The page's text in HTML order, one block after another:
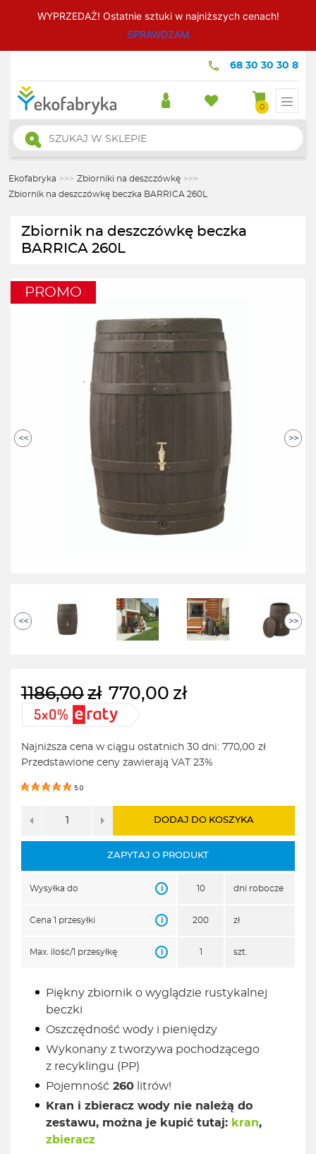
WYPRZEDAŻ! Ostatnie sztuki w najniższych cenach!
SPRAWDZAM
68 30 30 30 8
0
Wyszukiwarka
produktów
Ekofabryka >>> Zbiorniki na deszczówkę >>>
Zbiornik na deszczówkę beczka BARRICA 260L
Zbiornik na deszczówkę beczka
BARRICA 260L
PROMO
<< >>
<< >>
1186,00 zł
Pierwotna
cena
wynosiła:
1186,00zł.
770,00 zł
Aktualna
cena
wynosi:
770,00zł.
Najniższa cena w ciągu ostatnich 30 dni: 770,00 zł
Przedstawione ceny zawierają VAT 23%
5.0
DODAJ DO KOSZYKA
ZAPYTAJ O PRODUKT
Wysyłka do i 10 dni robocze
Cena 1 przesyłki i 200 zł
Max. ilość/1 przesyłkę i 1 szt.
Piękny zbiornik o wyglądzie rustykalnej
beczki
Oszczędność wody i pieniędzy
Wykonany z tworzywa pochodzącego
z recyklingu (PP)
Pojemność 260 litrów!
Kran i zbieracz wody nie należą do
zestawu, można je kupić tutaj: kran,
zbieracz